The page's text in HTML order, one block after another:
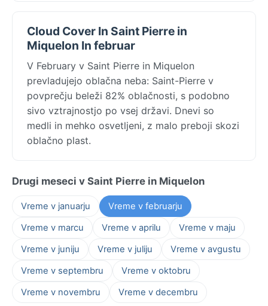
Cloud Cover In Saint Pierre in
Miquelon In februar
V February v Saint Pierre in Miquelon
prevladujejo oblačna neba: Saint-Pierre v
povprečju beleži 82% oblačnosti, s podobno
sivo vztrajnostjo po vsej državi. Dnevi so
medli in mehko osvetljeni, z malo preboji skozi
oblačno plast.
Drugi meseci v Saint Pierre in Miquelon
Vreme v januarju
Vreme v februarju
Vreme v marcu
Vreme v aprilu
Vreme v maju
Vreme v juniju
Vreme v juliju
Vreme v avgustu
Vreme v septembru
Vreme v oktobru
Vreme v novembru
Vreme v decembru